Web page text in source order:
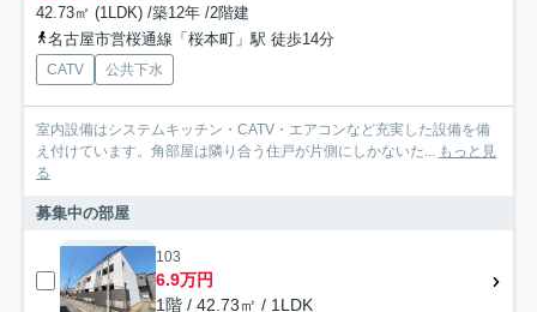
42.73㎡ (1LDK) /築12年 /2階建
名古屋市営桜通線「桜本町」駅 徒歩14分
CATV 公共下水
室内設備はシステムキッチン・CATV・エアコンなど充実した設備を備
え付けています。角部屋は隣り合う住戸が片側にしかないた...
もっと見
る
募集中の部屋
103
6.9万円
1階 / 42.73㎡ / 1LDK